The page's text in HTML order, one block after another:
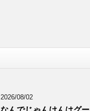
2026/08/02